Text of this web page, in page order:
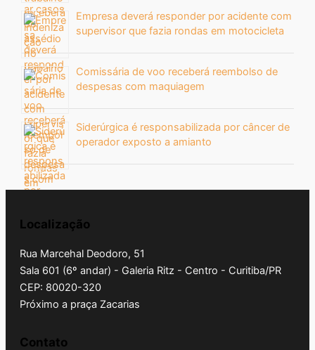
Empresa deverá responder por acidente com
supervisor que fazia rondas em motocicleta
Comissária de voo receberá reembolso de
despesas com maquiagem
Siderúrgica é responsabilizada por câncer de
operador exposto a amianto
Localização
Rua Marcehal Deodoro, 51
Sala 601 (6º andar) - Galeria Ritz - Centro - Curitiba/PR
CEP: 80020-320
Próximo a praça Zacarias
Contato